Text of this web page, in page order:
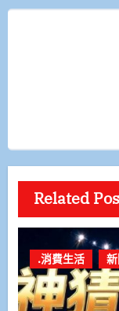
Related
.消費生活